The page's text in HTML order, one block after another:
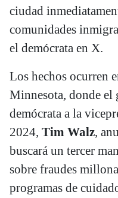
ciudad
comunidades
el demócrata en X.
Los hechos ocurren
Minnesota, donde el
demócrata a la
2024, Tim Walz,
buscará un tercer
sobre fraudes
programas de